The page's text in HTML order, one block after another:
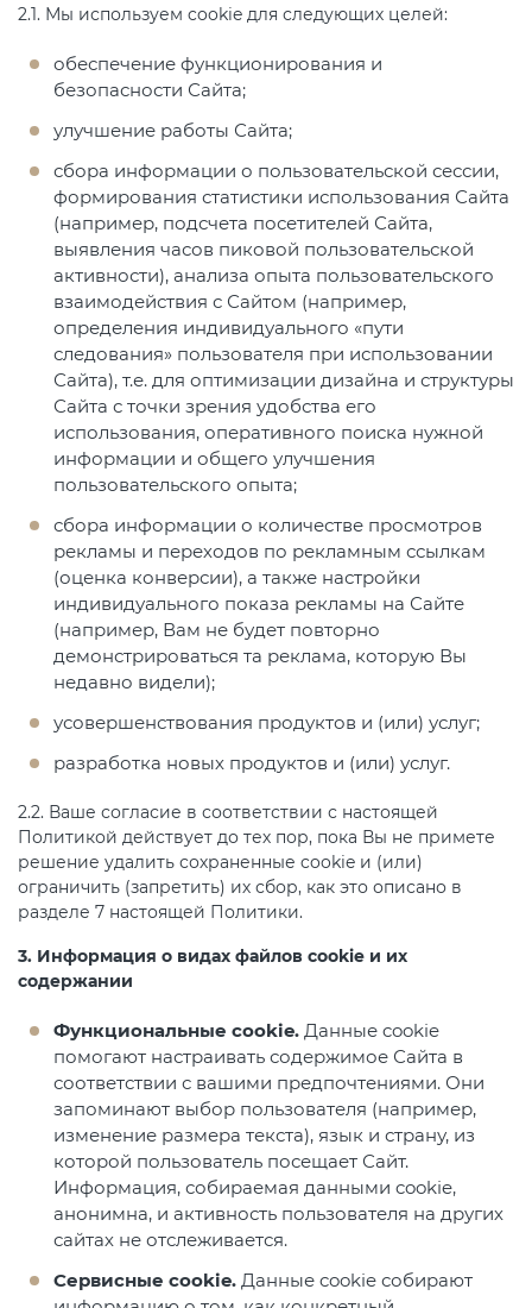
2.1. Мы используем cookie для следующих целей:
обеспечение функционирования и
безопасности Сайта;
улучшение работы Сайта;
сбора информации о пользовательской сессии,
формирования статистики использования Сайта
(например, подсчета посетителей Сайта,
выявления часов пиковой пользовательской
активности), анализа опыта пользовательского
взаимодействия с Сайтом (например,
определения индивидуального «пути
следования» пользователя при использовании
Сайта), т.е. для оптимизации дизайна и структуры
Сайта с точки зрения удобства его
использования, оперативного поиска нужной
информации и общего улучшения
пользовательского опыта;
сбора информации о количестве просмотров
рекламы и переходов по рекламным ссылкам
(оценка конверсии), а также настройки
индивидуального показа рекламы на Сайте
(например, Вам не будет повторно
демонстрироваться та реклама, которую Вы
недавно видели);
усовершенствования продуктов и (или) услуг;
разработка новых продуктов и (или) услуг.
2.2. Ваше согласие в соответствии с настоящей
Политикой действует до тех пор, пока Вы не примете
решение удалить сохраненные cookie и (или)
ограничить (запретить) их сбор, как это описано в
разделе 7 настоящей Политики.
3. Информация о видах файлов cookie и их
содержании
Функциональные cookie. Данные cookie
помогают настраивать содержимое Сайта в
соответствии с вашими предпочтениями. Они
запоминают выбор пользователя (например,
изменение размера текста), язык и страну, из
которой пользователь посещает Сайт.
Информация, собираемая данными cookie,
анонимна, и активность пользователя на других
сайтах не отслеживается.
Сервисные cookie. Данные cookie собирают